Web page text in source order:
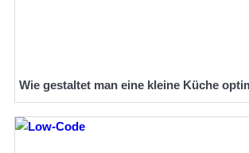
Wie gestaltet man eine kleine Küche